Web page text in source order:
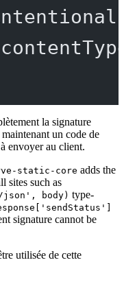
la signature
un code de
envoyer au client.
static-core adds the
sites such as
json', body) type-
signature cannot be
utilisée de cette